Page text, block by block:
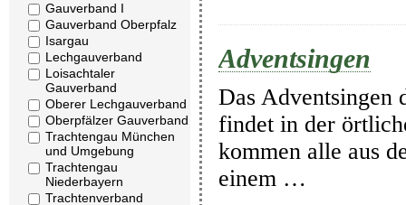
Gauverband I
Gauverband Oberpfalz
Isargau
Lechgauverband
Loisachtaler
Gauverband
Oberer Lechgauverband
Oberpfälzer Gauverband
Trachtengau München
und Umgebung
Trachtengau
Niederbayern
Trachtenverband
Adventsingen
Das Adventsingen
findet in der
kommen alle aus
einem …